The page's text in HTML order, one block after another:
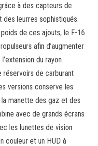
à des capteurs de
leurres sophistiqués.
de ces ajouts, le F-16
afin d’augmenter
du rayon
réservoirs de carburant
versions conserve les
la manette des gaz et des
avec de grands écrans
les lunettes de vision
couleur et un HUD à